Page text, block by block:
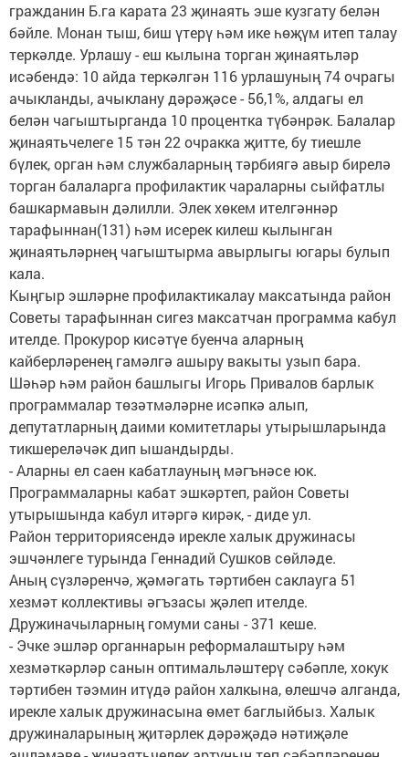
гражданин Б.га карата 23 җинаять эше кузгату белән
бәйле. Монан тыш, биш үтерү һәм ике һөҗүм итеп талау
теркәлде. Урлашу - еш кылына торган җинаятьләр
исәбендә: 10 айда теркәлгән 116 урлашуның 74 очрагы
ачыкланды, ачыклану дәрәҗәсе - 56,1%, алдагы ел
белән чагыштырганда 10 процентка түбәнрәк. Балалар
җинаятьчелеге 15 тән 22 очракка җитте, бу тиешле
бүлек, орган һәм службаларның тәрбиягә авыр бирелә
торган балаларга профилактик чараларны сыйфатлы
башкармавын дәлилли. Элек хөкем ителгәннәр
тарафыннан(131) һәм исерек килеш кылынган
җинаятьләрнең чагыштырма авырлыгы югары булып
кала.
Кыңгыр эшләрне профилактикалау максатында район
Советы тарафыннан сигез максатчан программа кабул
ителде. Прокурор кисәтүе буенча аларның
кайберләренең гамәлгә ашыру вакыты узып бара.
Шәһәр һәм район башлыгы Игорь Привалов барлык
программалар төзәтмәләрне исәпкә алып,
депутатларның даими комитетлары утырышларында
тикшереләчәк дип ышандырды.
- Аларны ел саен кабатлауның мәгънәсе юк.
Программаларны кабат эшкәртеп, район Советы
утырышында кабул итәргә кирәк, - диде ул.
Район территориясендә ирекле халык дружинасы
эшчәнлеге турында Геннадий Сушков сөйләде.
Аның сүзләренчә, җәмәгать тәртибен саклауга 51
хезмәт коллективы әгъзасы җәлеп ителде.
Дружиначыларның гомуми саны - 371 кеше.
- Эчке эшләр органнарын реформалаштыру һәм
хезмәткәрләр санын оптимальләштерү сәбәпле, хокук
тәртибен тәэмин итүдә район халкына, өлешчә алганда,
ирекле халык дружинасына өмет баглыйбыз. Халык
дружиналарының җитәрлек дәрәҗәдә нәтиҗәле